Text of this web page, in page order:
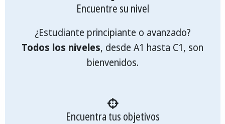
Encuentre su nivel
¿Estudiante principiante o avanzado?
Todos los niveles, desde A1 hasta C1, son
bienvenidos.
Encuentra tus objetivos